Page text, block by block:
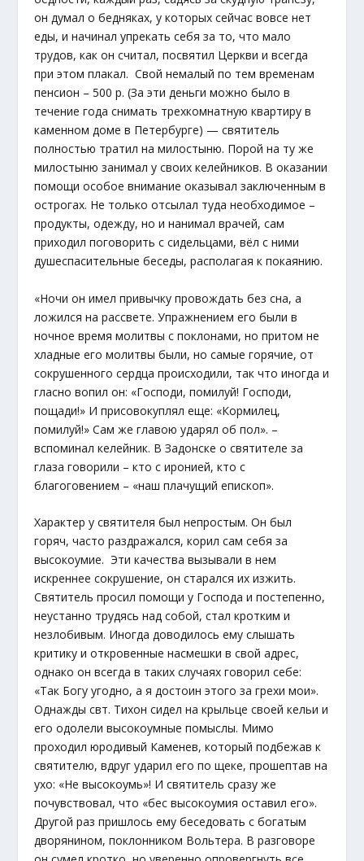
он думал о бедняках, у которых сейчас вовсе нет
еды, и начинал упрекать себя за то, что мало
трудов, как он считал, посвятил Церкви и всегда
при этом плакал. Свой немалый по тем временам
пенсион – 500 р. (За эти деньги можно было в
течение года снимать трехкомнатную квартиру в
каменном доме в Петербурге) — святитель
полностью тратил на милостыню. Порой на ту же
милостыню занимал у своих келейников. В оказании
помощи особое внимание оказывал заключенным в
острогах. Не только отсылал туда необходимое –
продукты, одежду, но и нанимал врачей, сам
приходил поговорить с сидельцами, вёл с ними
душеспасительные беседы, располагая к покаянию.
«Ночи он имел привычку провождать без сна, а
ложился на рассвете. Упражнением его были в
ночное время молитвы с поклонами, но притом не
хладные его молитвы были, но самые горячие, от
сокрушенного сердца происходили, так что иногда и
гласно вопил он: «Господи, помилуй! Господи,
пощади!» И присовокуплял еще: «Кормилец,
помилуй!» Сам же главою ударял об пол». –
вспоминал келейник. В Задонске о святителе за
глаза говорили – кто с иронией, кто с
благоговением – «наш плачущий епископ».
Характер у святителя был непростым. Он был
горяч, часто раздражался, корил сам себя за
высокоумие. Эти качества вызывали в нем
искреннее сокрушение, он старался их изжить.
Святитель просил помощи у Господа и постепенно,
неустанно трудясь над собой, стал кротким и
незлобивым. Иногда доводилось ему слышать
критику и откровенные насмешки в свой адрес,
однако он всегда в таких случаях говорил себе:
«Так Богу угодно, а я достоин этого за грехи мои».
Однажды свт. Тихон сидел на крыльце своей кельи и
его одолели высокоумные помыслы. Мимо
проходил юродивый Каменев, который подбежав к
святителю, вдруг ударил его по щеке, прошептав на
ухо: «Не высокоумь»! И святитель сразу же
почувствовал, что «бес высокоумия оставил его».
Другой раз пришлось ему беседовать с богатым
дворянином, поклонником Вольтера. В разговоре